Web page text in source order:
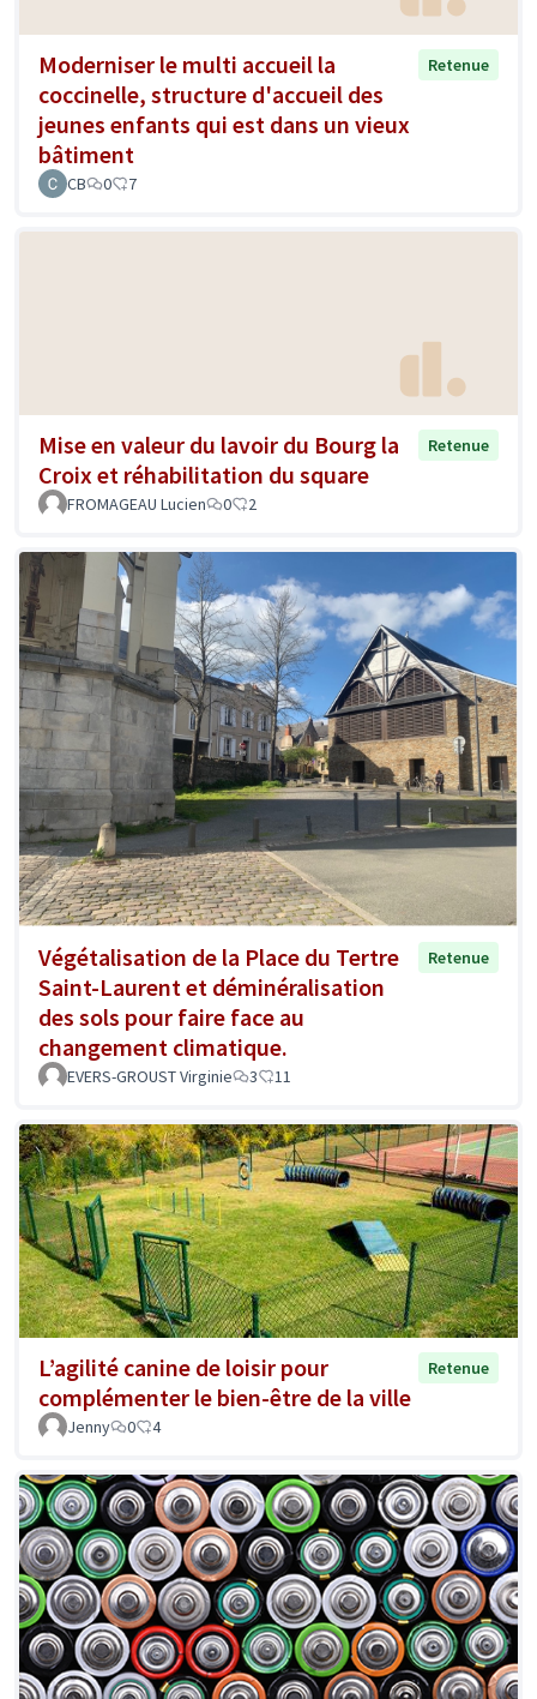
Moderniser le multi accueil la
coccinelle, structure d'accueil des
jeunes enfants qui est dans un vieux
bâtiment
Retenue
CB 0 7
Mise en valeur du lavoir du Bourg la
Croix et réhabilitation du square
Retenue
FROMAGEAU Lucien 0 2
Végétalisation de la Place du Tertre
Saint-Laurent et déminéralisation
des sols pour faire face au
changement climatique.
Retenue
EVERS-GROUST Virginie 3 11
L’agilité canine de loisir pour
complémenter le bien-être de la ville
Retenue
Jenny 0 4